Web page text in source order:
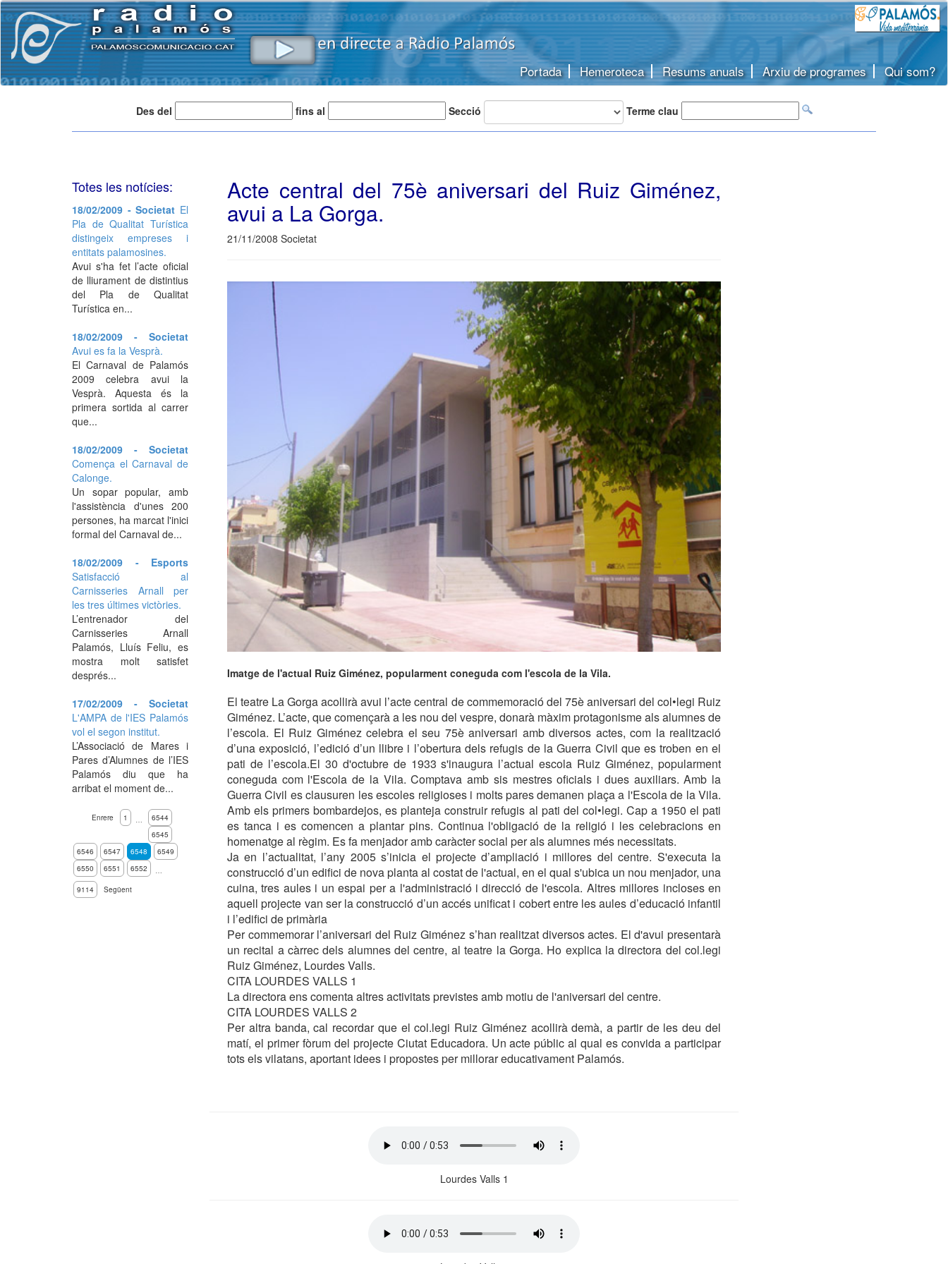
Portada Hemeroteca Resums anuals Arxiu de programes Qui som?
Des del fins al Secció Terme clau
Acte central del 75è aniversari del Ruiz Giménez,
avui a La Gorga.
21/11/2008 Societat
Imatge de l'actual Ruiz Giménez, popularment coneguda com l'escola de la Vila.
El teatre La Gorga acollirà avui l’acte central de commemoració del 75è aniversari del col•legi Ruiz
Giménez. L’acte, que començarà a les nou del vespre, donarà màxim protagonisme als alumnes de
l’escola. El Ruiz Giménez celebra el seu 75è aniversari amb diversos actes, com la realització
d’una exposició, l’edició d’un llibre i l’obertura dels refugis de la Guerra Civil que es troben en el
pati de l’escola.El 30 d'octubre de 1933 s'inaugura l’actual escola Ruiz Giménez, popularment
coneguda com l'Escola de la Vila. Comptava amb sis mestres oficials i dues auxiliars. Amb la
Guerra Civil es clausuren les escoles religioses i molts pares demanen plaça a l'Escola de la Vila.
Amb els primers bombardejos, es planteja construir refugis al pati del col•legi. Cap a 1950 el pati
es tanca i es comencen a plantar pins. Continua l'obligació de la religió i les celebracions en
homenatge al règim. Es fa menjador amb caràcter social per als alumnes més necessitats.
Ja en l’actualitat, l’any 2005 s’inicia el projecte d’ampliació i millores del centre. S'executa la
construcció d’un edifici de nova planta al costat de l'actual, en el qual s'ubica un nou menjador, una
cuina, tres aules i un espai per a l'administració i direcció de l'escola. Altres millores incloses en
aquell projecte van ser la construcció d’un accés unificat i cobert entre les aules d’educació infantil
i l’edifici de primària
Per commemorar l’aniversari del Ruiz Giménez s’han realitzat diversos actes. El d'avui presentarà
un recital a càrrec dels alumnes del centre, al teatre la Gorga. Ho explica la directora del col.legi
Ruiz Giménez, Lourdes Valls.
CITA LOURDES VALLS 1
La directora ens comenta altres activitats previstes amb motiu de l'aniversari del centre.
CITA LOURDES VALLS 2
Per altra banda, cal recordar que el col.legi Ruiz Giménez acollirà demà, a partir de les deu del
matí, el primer fòrum del projecte Ciutat Educadora. Un acte públic al qual es convida a participar
tots els vilatans, aportant idees i propostes per millorar educativament Palamós.
Lourdes Valls 1
Totes les notícies:
18/02/2009 - Societat El
Pla de Qualitat Turística
distingeix empreses i
entitats palamosines.
Avui s'ha fet l’acte oficial
de lliurament de distintius
del Pla de Qualitat
Turística en...
18/02/2009 - Societat
Avui es fa la Vesprà.
El Carnaval de Palamós
2009 celebra avui la
Vesprà. Aquesta és la
primera sortida al carrer
que...
18/02/2009 - Societat
Comença el Carnaval de
Calonge.
Un sopar popular, amb
l'assistència d'unes 200
persones, ha marcat l'inici
formal del Carnaval de...
18/02/2009 - Esports
Satisfacció al
Carnisseries Arnall per
les tres últimes victòries.
L’entrenador del
Carnisseries Arnall
Palamós, Lluís Feliu, es
mostra molt satisfet
després...
17/02/2009 - Societat
L'AMPA de l'IES Palamós
vol el segon institut.
L’Associació de Mares i
Pares d’Alumnes de l’IES
Palamós diu que ha
arribat el moment de...
Enrere 1 …
6544
6545
6546
6547 6548
6549
6550
6551 6552
…
9114
Següent